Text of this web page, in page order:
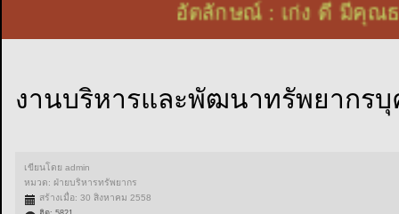
อัตลักษณ์ : เก่ง ดี มี
งานบริหารและพัฒนาทรัพยากร
เขียนโดยadmin
หมวด: ฝ่ายบริหารทรัพยากร
สร้างเมื่อ: 30 สิงหาคม 2558